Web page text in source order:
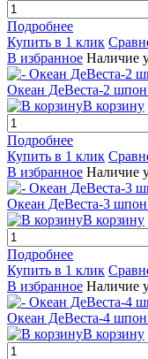
Подробнее
Купить в 1 клик
В избранное Наличие
Океан ДеВеста-2 шпон
В корзину
Подробнее
Купить в 1 клик
В избранное Наличие
Океан ДеВеста-3 шпон
В корзину
Подробнее
Купить в 1 клик
В избранное Наличие
Океан ДеВеста-4 шпон
В корзину